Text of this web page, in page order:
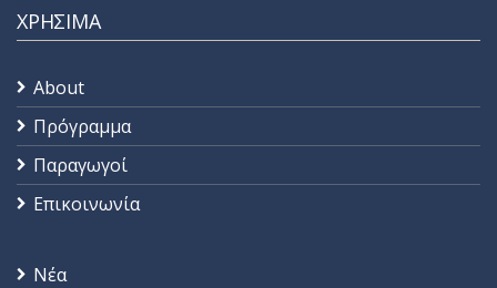
ΧΡΗΣΙΜΑ
About
Πρόγραμμα
Παραγωγοί
Επικοινωνία
Νέα